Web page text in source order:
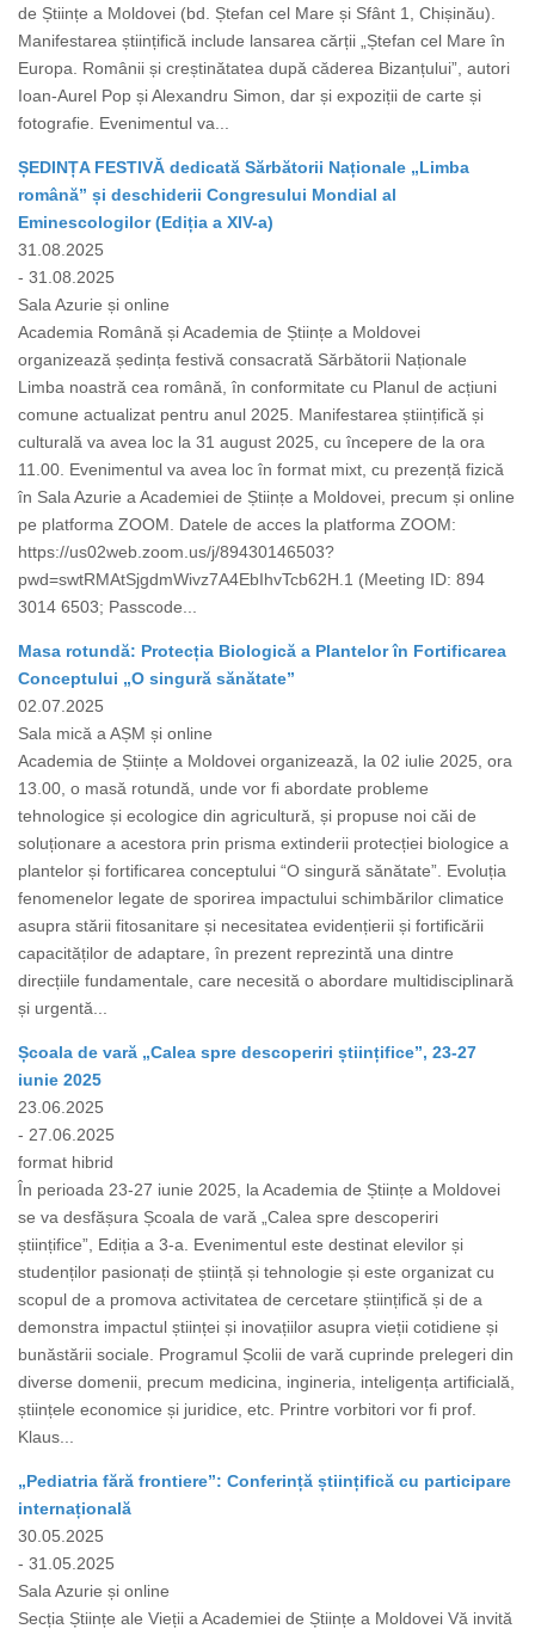
de Științe a Moldovei (bd. Ștefan cel Mare și Sfânt 1, Chișinău).
Manifestarea științifică include lansarea cărții „Ștefan cel Mare în
Europa. Românii și creștinătatea după căderea Bizanțului”, autori
Ioan-Aurel Pop și Alexandru Simon, dar și expoziții de carte și
fotografie. Evenimentul va...
ȘEDINȚA FESTIVĂ dedicată Sărbătorii Naționale „Limba
română” și deschiderii Congresului Mondial al
Eminescologilor (Ediția a XIV-a)
31.08.2025
- 31.08.2025
Sala Azurie și online
Academia Română și Academia de Științe a Moldovei
organizează ședința festivă consacrată Sărbătorii Naționale
Limba noastră cea română, în conformitate cu Planul de acțiuni
comune actualizat pentru anul 2025. Manifestarea științifică și
culturală va avea loc la 31 august 2025, cu începere de la ora
11.00. Evenimentul va avea loc în format mixt, cu prezență fizică
în Sala Azurie a Academiei de Științe a Moldovei, precum și online
pe platforma ZOOM. Datele de acces la platforma ZOOM:
https://us02web.zoom.us/j/89430146503?
pwd=swtRMAtSjgdmWivz7A4EbIhvTcb62H.1 (Meeting ID: 894
3014 6503; Passcode...
Masa rotundă: Protecția Biologică a Plantelor în Fortificarea
Conceptului „O singură sănătate”
02.07.2025
Sala mică a AȘM și online
Academia de Științe a Moldovei organizează, la 02 iulie 2025, ora
13.00, o masă rotundă, unde vor fi abordate probleme
tehnologice și ecologice din agricultură, și propuse noi căi de
soluționare a acestora prin prisma extinderii protecției biologice a
plantelor și fortificarea conceptului “O singură sănătate”. Evoluția
fenomenelor legate de sporirea impactului schimbărilor climatice
asupra stării fitosanitare și necesitatea evidențierii și fortificării
capacităților de adaptare, în prezent reprezintă una dintre
direcțiile fundamentale, care necesită o abordare multidisciplinară
și urgentă...
Școala de vară „Calea spre descoperiri științifice”, 23-27
iunie 2025
23.06.2025
- 27.06.2025
format hibrid
În perioada 23-27 iunie 2025, la Academia de Științe a Moldovei
se va desfășura Școala de vară „Calea spre descoperiri
științifice”, Ediția a 3-a. Evenimentul este destinat elevilor și
studenților pasionați de știință și tehnologie și este organizat cu
scopul de a promova activitatea de cercetare științifică și de a
demonstra impactul științei și inovațiilor asupra vieții cotidiene și
bunăstării sociale. Programul Școlii de vară cuprinde prelegeri din
diverse domenii, precum medicina, ingineria, inteligența artificială,
științele economice și juridice, etc. Printre vorbitori vor fi prof.
Klaus...
„Pediatria fără frontiere”: Conferință științifică cu participare
internațională
30.05.2025
- 31.05.2025
Sala Azurie și online
Secția Științe ale Vieții a Academiei de Științe a Moldovei Vă invită